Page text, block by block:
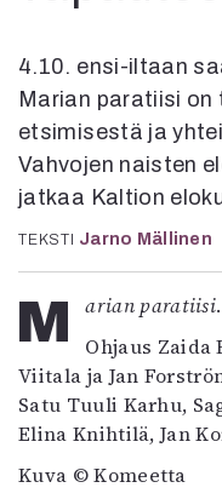
4.10. ensi-iltaan
Marian paratiisi
etsimisestä ja
Vahvojen naisten
jatkaa Kaltion
TEKSTI Jarno Mällinen
Marian paratiisi
Ohjaus
Viitala ja Jan
Satu Tuuli Karhu,
Elina Knihtilä, Jan
Kuva © Komeetta